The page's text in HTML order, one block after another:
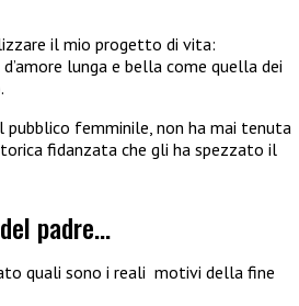
il mio progetto di vita:
lunga e bella come quella dei
pubblico femminile, non ha mai tenuta
fidanzata che gli ha spezzato il
padre…
quali sono i reali motivi della fine